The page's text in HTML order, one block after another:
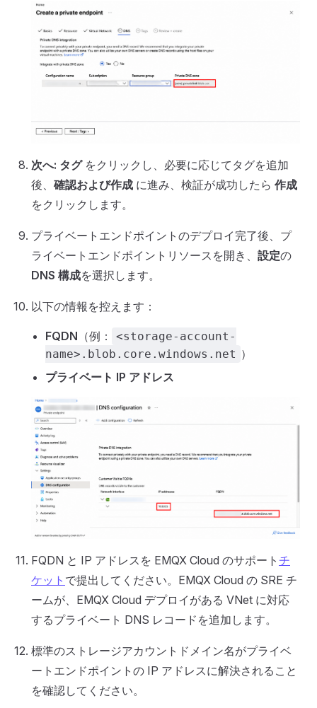
次へ: タグをクリックし、必要に応じてタグを追加
後、 確認および作成 に進み、検証が成功したら 作成
をクリックします。
プライベートエンドポイントのデプロイ完了後、プ
ライベートエンドポイントリソースを開き、 設定の
DNS 構成を選択します。
以下の情報を控えます：
FQDN （例：
<storage-account-
name>.blob.core.windows.net ）
プライベート IP アドレス
FQDN と IP アドレスを EMQX Cloud のサポート チ
ケット で提出してください。EMQX Cloud の SRE チ
ームが、EMQX Cloud デプロイがある VNet に対応
するプライベート DNS レコードを追加します。
標準のストレージアカウントドメイン名がプライベ
ートエンドポイントの IP アドレスに解決されること
を確認してください。